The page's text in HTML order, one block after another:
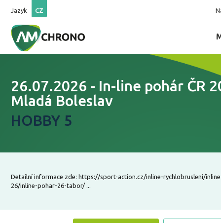
Jazyk CZ
26.07.2026 - In-line pohár ČR
Mladá Boleslav
HOBBY 5
Detailní informace zde: https://sport-action.cz/inline-rychlobrusleni/
26/inline-pohar-26-tabor/ ...